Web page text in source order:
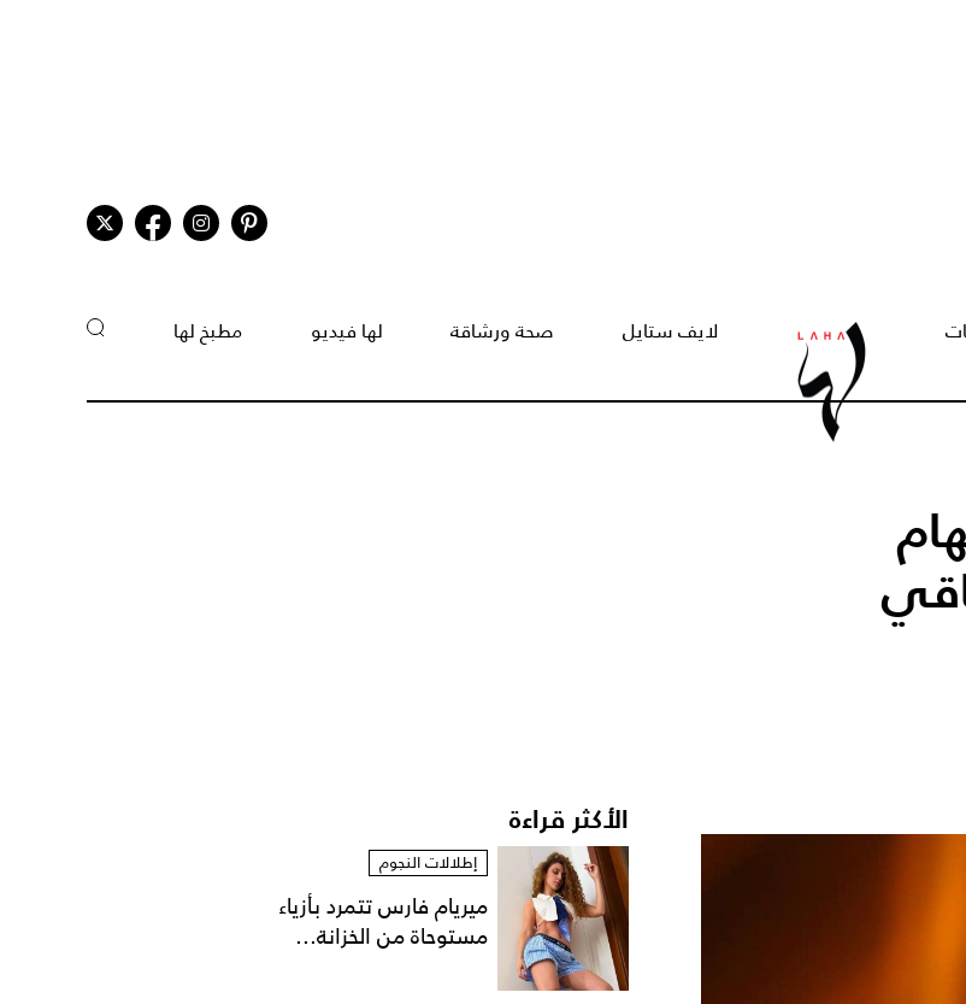
لايف ستايل صحة ورشاقة لها فيديو مطبخ لها
الأكثر قراءة
إطلالات النجوم
ميريام فارس تتمرد بأزياء
مستوحاة من الخزانة...